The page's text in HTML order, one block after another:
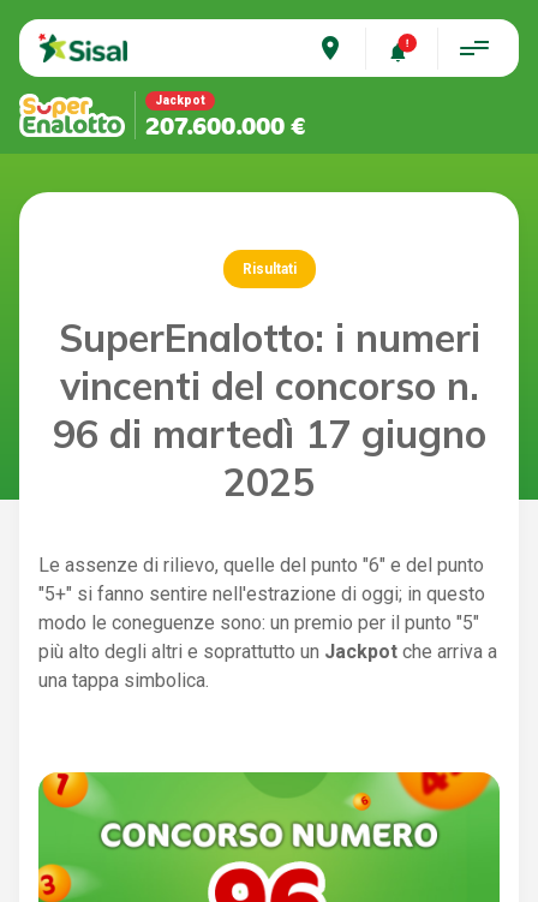
place
Jackpot
207.600.000 €
Risultati
SuperEnalotto: i numeri
vincenti del concorso n.
96 di martedì 17 giugno
2025
Le assenze di rilievo, quelle del punto "6" e del punto
"5+" si fanno sentire nell'estrazione di oggi; in questo
modo le coneguenze sono: un premio per il punto "5"
più alto degli altri e soprattutto un Jackpot che arriva a
una tappa simbolica.